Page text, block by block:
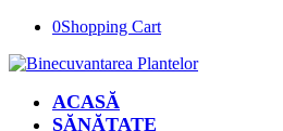
0Shopping Cart
ACASĂ
SĂNĂTATE